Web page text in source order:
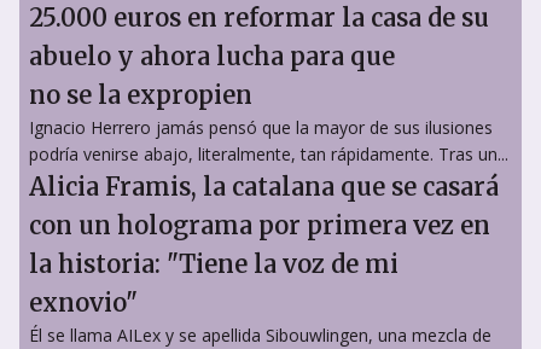
25.000 euros en reformar la casa de su
abuelo y ahora lucha para que
no se la expropien
Ignacio Herrero jamás pensó que la mayor de sus ilusiones
podría venirse abajo, literalmente, tan rápidamente. Tras un...
Alicia Framis, la catalana que se casará
con un holograma por primera vez en
la historia: "Tiene la voz de mi
exnovio"
Él se llama AILex y se apellida Sibouwlingen, una mezcla de